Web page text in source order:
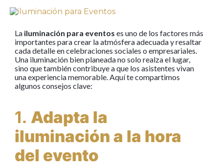
La iluminación para eventos es uno de los factores más
importantes para crear la atmósfera adecuada y resaltar
cada detalle en celebraciones sociales o empresariales.
Una iluminación bien planeada no solo realza el lugar,
sino que también contribuye a que los asistentes vivan
una experiencia memorable. Aquí te compartimos
algunos consejos clave:
1. Adapta la
iluminación a la hora
del evento